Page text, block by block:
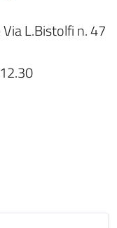
L.Bistolfi n. 47